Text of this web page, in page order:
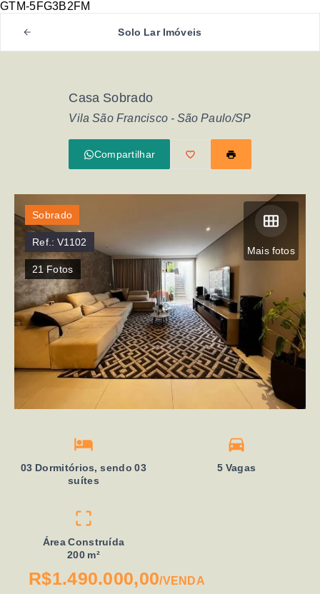
GTM-5FG3B2FM
Solo Lar Imóveis
Casa Sobrado
Vila São Francisco - São Paulo/SP
Compartilhar
Mais fotos
Sobrado
Ref.:V1102
21 Fotos
03 Dormitórios, sendo 03
suítes
5 Vagas
Área Construída
200 m²
R$1.490.000,00/VENDA